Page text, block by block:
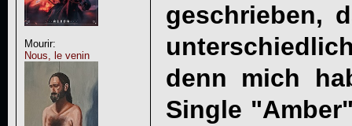
Mourir:
Nous, le venin
geschrieben,
denn mich
Single